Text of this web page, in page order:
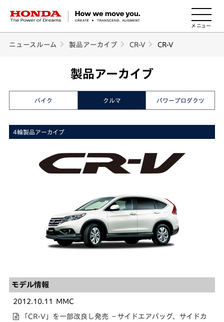
HONDA The Power of Dreams
ニュースルーム 製品アーカイブ CR-V CR-V
製品アーカイブ
バイク クルマ パワープロダクツ
4輪製品アーカイブ
モデル情報
2012.10.11 MMC
「CR-V」を一部改良し発売 －サイドエアバッグ、サイドカ